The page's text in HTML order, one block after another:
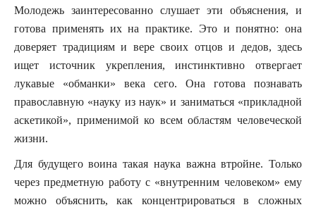
Молодежь заинтересованно слушает эти объяснения, и
готова применять их на практике. Это и понятно: она
доверяет традициям и вере своих отцов и дедов, здесь
ищет источник укрепления, инстинктивно отвергает
лукавые «обманки» века сего. Она готова познавать
православную «науку из наук» и заниматься «прикладной
аскетикой», применимой ко всем областям человеческой
жизни.
Для будущего воина такая наука важна втройне. Только
через предметную работу с «внутренним человеком» ему
можно объяснить, как концентрироваться в сложных